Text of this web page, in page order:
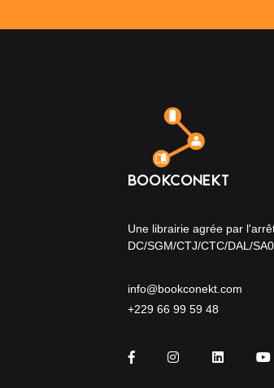
Une librairie agrée par
DC/SGM/CTJ/CTC/DAL/
info@bookconekt.com
+229 66 99 59 48
FacebookInstagramLinkedIn